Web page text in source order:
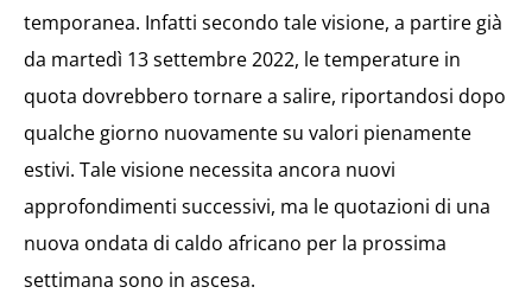
temporanea. Infatti secondo tale visione, a partire già
da martedì 13 settembre 2022, le temperature in
quota dovrebbero tornare a salire, riportandosi dopo
qualche giorno nuovamente su valori pienamente
estivi. Tale visione necessita ancora nuovi
approfondimenti successivi, ma le quotazioni di una
nuova ondata di caldo africano per la prossima
settimana sono in ascesa.